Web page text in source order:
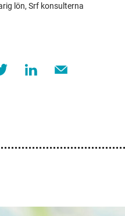
lön, Srf konsulterna